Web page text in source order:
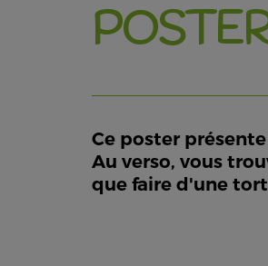
Ce poster
Au verso, vous
que faire d'une